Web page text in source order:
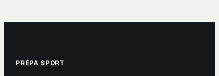
PRÉPA SPORT